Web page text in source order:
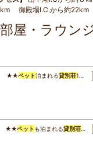
御殿場I.C.から約22km
屋・ラウン
★★ペット泊まれる貸別荘1…
★★ペット も泊まれる貸別荘…